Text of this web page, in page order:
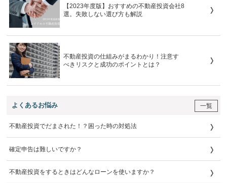
【2023年度版】おすすめの不動産投資会社8
選。失敗しない選び方も解説
不動産投資の仕組みがまるわかり！注意す
べきリスクと成功のポイントとは？
よくあるお悩み 一覧
不動産投資でだまされた！？困った時の対処法
確定申告は難しいですか？
不動産投資をするときはどんなローンを使いますか？